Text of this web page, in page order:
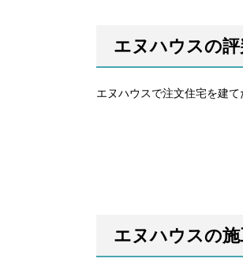
エヌハウスの評
エヌハウスで注文住宅を建
エヌハウスの施